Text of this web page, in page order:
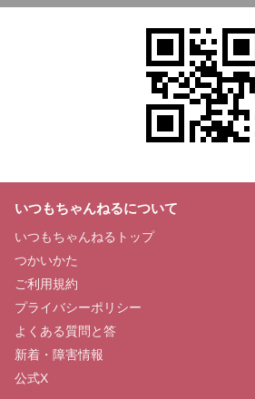
いつもちゃんねるについて
いつもちゃんねるトップ
つかいかた
ご利用規約
プライバシーポリシー
よくある質問と答
新着・障害情報
公式X